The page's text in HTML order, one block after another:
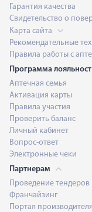
Гарантия качества
Свидетельство о
Карта сайта
Рекомендательные
Правила работы с
Программа
Аптечная семья
Активация карты
Правила участия
Проверить баланс
Личный кабинет
Вопрос-ответ
Электронные чеки
Партнерам
Проведение тендеров
Франчайзинг
Портал производителя